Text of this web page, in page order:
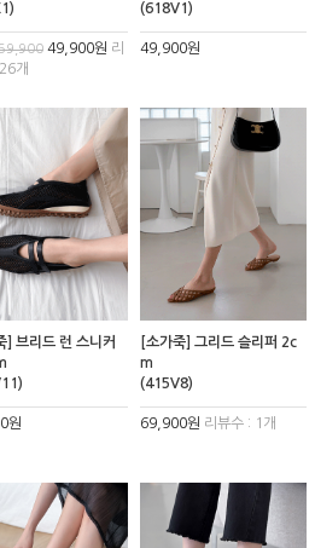
49,900원 리
개
(618V1)
49,900원
] 브리드 런 스니커
원
[소가죽] 그리드 슬리퍼 2c
m
(415V8)
69,900원 리뷰수 : 1개